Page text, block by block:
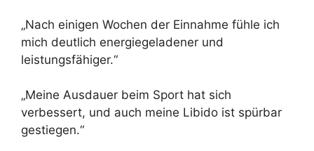
„Nach einigen Wochen der Einnahme fühle ich
mich deutlich energiegeladener und
leistungsfähiger.“
„Meine Ausdauer beim Sport hat sich
verbessert, und auch meine Libido ist spürbar
gestiegen.“